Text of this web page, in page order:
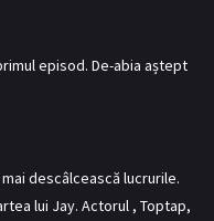
episod. De-abia aștept
descâlcească lucrurile.
lui Jay. Actorul , Toptap,